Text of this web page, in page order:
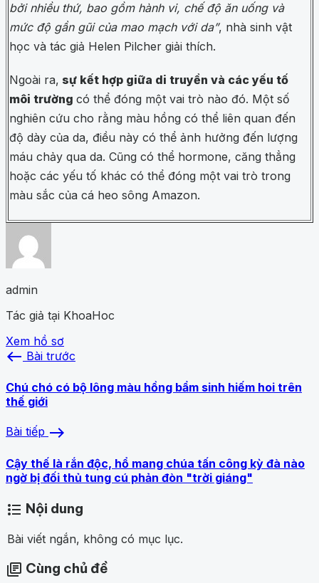
bởi nhiều thứ, bao gồm hành vi, chế độ ăn uống và
mức độ gần gũi của mao mạch với da”, nhà sinh vật
học và tác giả Helen Pilcher giải thích.
Ngoài ra, sự kết hợp giữa di truyền và các yếu tố
môi trường có thể đóng một vai trò nào đó. Một số
nghiên cứu cho rằng màu hồng có thể liên quan đến
độ dày của da, điều này có thể ảnh hưởng đến lượng
máu chảy qua da. Cũng có thể hormone, căng thẳng
hoặc các yếu tố khác có thể đóng một vai trò trong
màu sắc của cá heo sông Amazon.
admin
Tác giả tại KhoaHoc
Xem hồ sơ
west Bài trước
Chú chó có bộ lông màu hồng bẩm sinh hiếm hoi trên
thế giới
Bài tiếp east
Cậy thế là rắn độc, hổ mang chúa tấn công kỳ đà nào
ngờ bị đối thủ tung cú phản đòn "trời giáng"
format_list_bulleted Nội dung
Bài viết ngắn, không có mục lục.
library_books Cùng chủ đề